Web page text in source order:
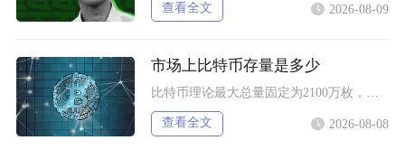
查看全文 2026-08-09
市场上比特币存量是多少
查看全文 2026-08-08